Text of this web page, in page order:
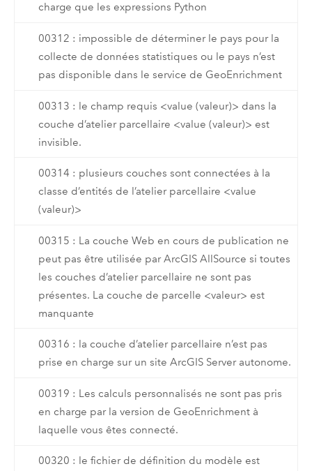
charge que les expressions Python
00312 : impossible de déterminer le pays pour la
collecte de données statistiques ou le pays n’est
pas disponible dans le service de GeoEnrichment
00313 : le champ requis <value (valeur)> dans la
couche d’atelier parcellaire <value (valeur)> est
invisible.
00314 : plusieurs couches sont connectées à la
classe d’entités de l’atelier parcellaire <value
(valeur)>
00315 : La couche Web en cours de publication ne
peut pas être utilisée par ArcGIS AllSource si toutes
les couches d’atelier parcellaire ne sont pas
présentes. La couche de parcelle <valeur> est
manquante
00316 : la couche d’atelier parcellaire n’est pas
prise en charge sur un site ArcGIS Server autonome.
00319 : Les calculs personnalisés ne sont pas pris
en charge par la version de GeoEnrichment à
laquelle vous êtes connecté.
00320 : le fichier de définition du modèle est